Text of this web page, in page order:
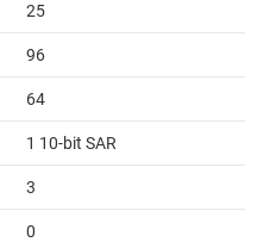
25
96
64
1 10-bit SAR
3
0